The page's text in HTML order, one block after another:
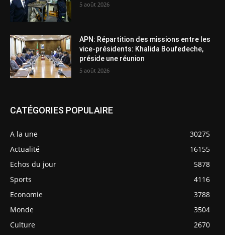
5 août 2026
APN: Répartition des missions entre les
vice-présidents: Khalida Boufedeche,
préside une réunion
5 août 2026
CATÉGORIES POPULAIRE
A la une
30275
Actualité
16155
Echos du jour
5878
Sports
4116
Economie
3788
Monde
3504
Culture
2670